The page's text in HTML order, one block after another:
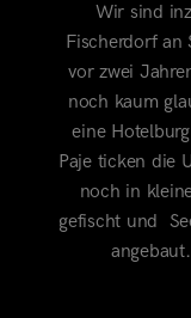
Wir sind
Fischerdorf an
vor zwei
noch kaum
eine
Paje ticken die
noch in
gefischt und